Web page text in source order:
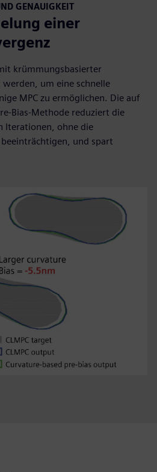
GENAUIGKEIT
einer
krümmungsbasierter
um eine schnelle
MPC zu ermöglichen. Die auf
Bias-Methode reduziert die
Iterationen, ohne die
und spart